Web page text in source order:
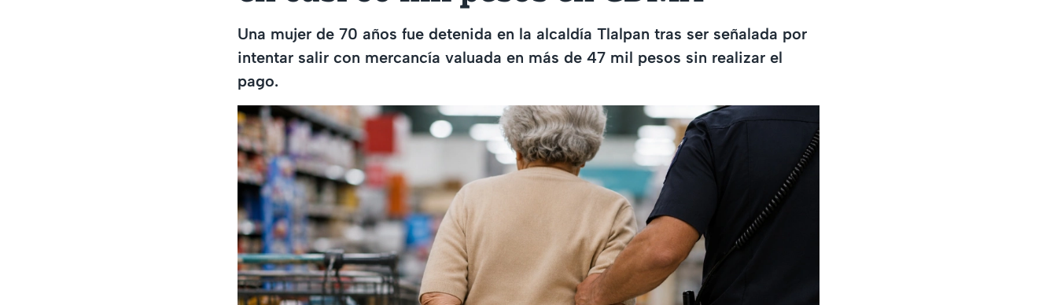
Una mujer de 70 años fue detenida en la alcaldía Tlalpan tras ser señalada por
intentar salir con mercancía valuada en más de 47 mil pesos sin realizar el
pago.